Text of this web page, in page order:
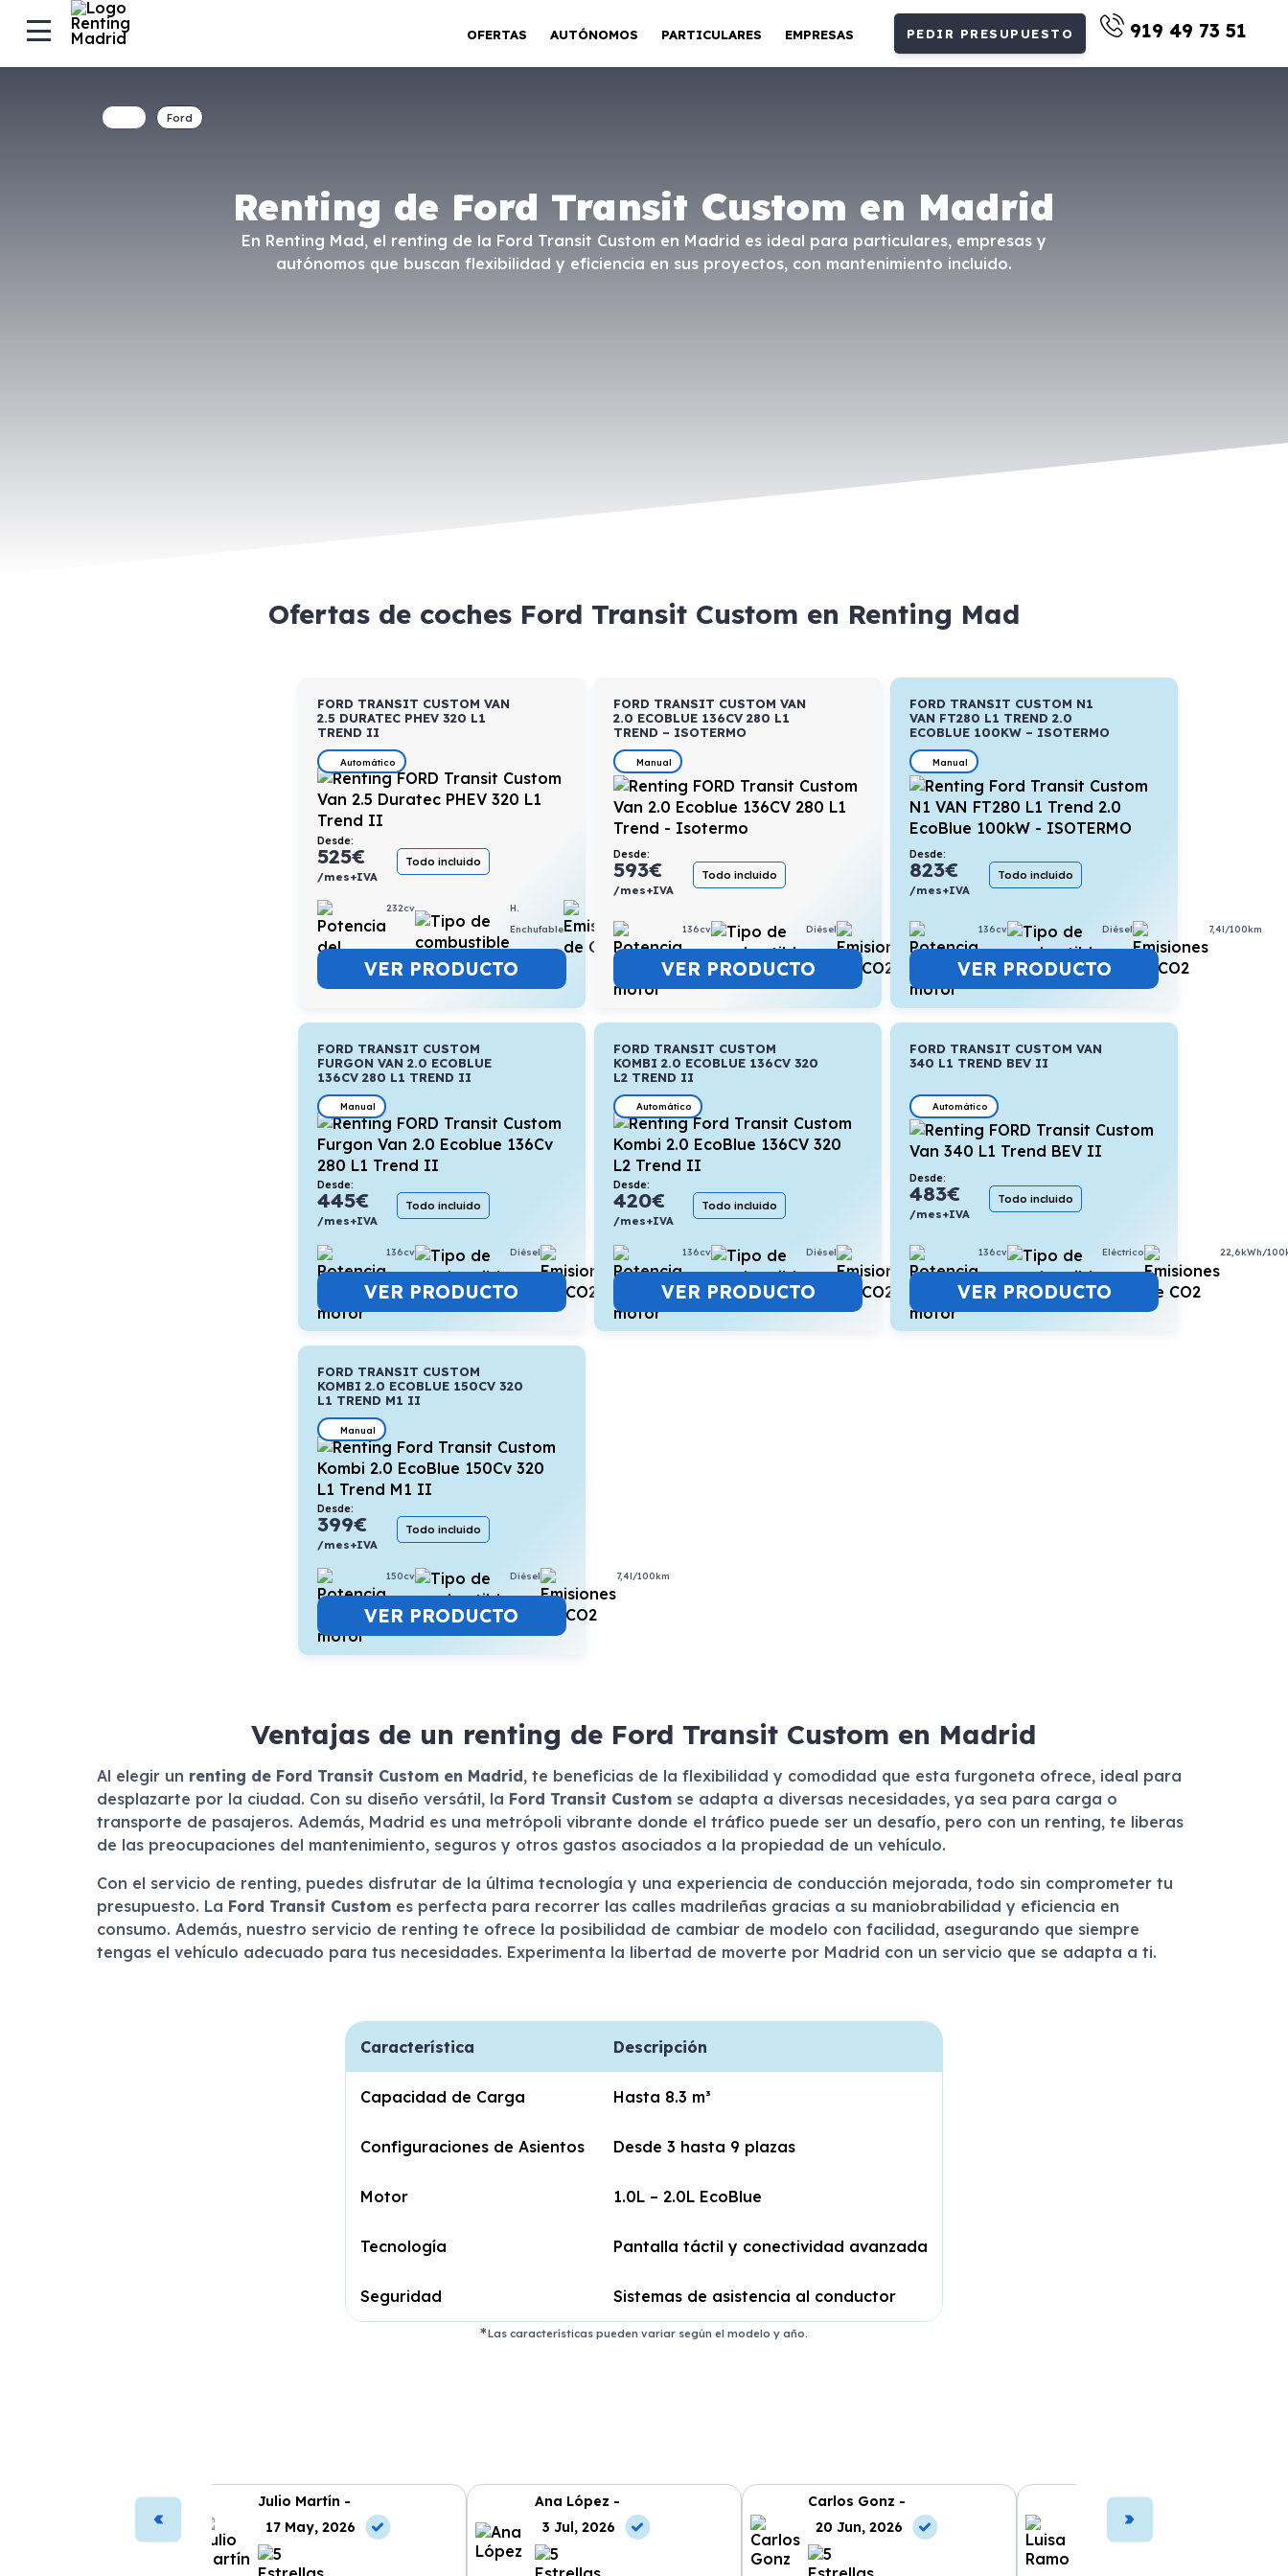
OFERTAS AUTÓNOMOS PARTICULARES EMPRESAS PEDIR PRESUPUESTO 919 49 73 51
Renting de Ford Transit Custom en Madrid
En Renting Mad, el renting de la Ford Transit Custom en Madrid es ideal para particulares, empresas y
autónomos que buscan flexibilidad y eficiencia en sus proyectos, con mantenimiento incluido.
Ford
Ofertas de coches Ford Transit Custom en Renting Mad
FORD TRANSIT CUSTOM VAN
2.5 DURATEC PHEV 320 L1
TREND II
Automático
Desde:
525€
/mes+IVA
Todo incluido
232cv
H.
Enchufable
VER PRODUCTO
FORD TRANSIT CUSTOM VAN
2.0 ECOBLUE 136CV 280 L1
TREND – ISOTERMO
Manual
Desde:
593€
/mes+IVA
Todo incluido
136cv Diésel 7,1l/100km
VER PRODUCTO
FORD TRANSIT CUSTOM N1
VAN FT280 L1 TREND 2.0
ECOBLUE 100KW – ISOTERMO
Manual
Desde:
823€
/mes+IVA
Todo incluido
136cv Diésel 7,4l/100km
VER PRODUCTO
FORD TRANSIT CUSTOM
FURGON VAN 2.0 ECOBLUE
136CV 280 L1 TREND II
Manual
Desde:
445€
/mes+IVA
Todo incluido
136cv Diésel 7,1l/100km
VER PRODUCTO
FORD TRANSIT CUSTOM
KOMBI 2.0 ECOBLUE 136CV 320
L2 TREND II
Automático
Desde:
420€
/mes+IVA
Todo incluido
136cv Diésel 7,4l/100km
VER PRODUCTO
FORD TRANSIT CUSTOM VAN
340 L1 TREND BEV II
Automático
Desde:
483€
/mes+IVA
Todo incluido
136cv Eléctrico 22,6kWh/
VER PRODUCTO
FORD TRANSIT CUSTOM
KOMBI 2.0 ECOBLUE 150CV 320
L1 TREND M1 II
Manual
Desde:
399€
/mes+IVA
Todo incluido
150cv Diésel 7,4l/100km
VER PRODUCTO
Ventajas de un renting de Ford Transit Custom en Madrid
Al elegir un renting de Ford Transit Custom en Madrid, te beneficias de la flexibilidad y comodidad que esta furgoneta ofrece, ideal para
desplazarte por la ciudad. Con su diseño versátil, la Ford Transit Customse adapta a diversas necesidades, ya sea para carga o
transporte de pasajeros. Además, Madrid es una metrópoli vibrante donde el tráfico puede ser un desafío, pero con un renting, te liberas
de las preocupaciones del mantenimiento, seguros y otros gastos asociados a la propiedad de un vehículo.
Con el servicio de renting, puedes disfrutar de la última tecnología y una experiencia de conducción mejorada, todo sin comprometer tu
presupuesto. La Ford Transit Customes perfecta para recorrer las calles madrileñas gracias a su maniobrabilidad y eficiencia en
consumo. Además, nuestro servicio de renting te ofrece la posibilidad de cambiar de modelo con facilidad, asegurando que siempre
tengas el vehículo adecuado para tus necesidades. Experimenta la libertad de moverte por Madrid con un servicio que se adapta a ti.
Característica Descripción
Capacidad de Carga Hasta 8.3 m³
Configuraciones de Asientos Desde 3 hasta 9 plazas
Motor 1.0L – 2.0L EcoBlue
Tecnología Pantalla táctil y conectividad avanzada
Seguridad Sistemas de asistencia al conductor
Las características pueden variar según el modelo y año.
Julio Martín -
17 May, 2026
Ana López -
3 Jul, 2026
Carlos Gonz -
20 Jun, 2026
Luisa Ramo -
10 May, 2026